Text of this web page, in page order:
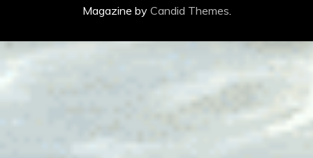
Magazine by Candid Themes.